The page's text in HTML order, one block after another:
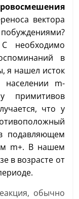
вектора
необходимо
в
я нашел исток
m-
примитивов
что у
подавляющем
m+. В нашем
в возрасте от
обычно